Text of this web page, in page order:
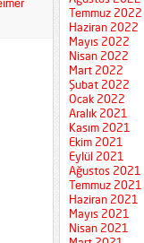
Temmuz 2022
Haziran 2022
Mayıs 2022
Nisan 2022
Mart 2022
Şubat 2022
Ocak 2022
Aralık 2021
Kasım 2021
Ekim 2021
Eylül 2021
Ağustos 2021
Temmuz 2021
Haziran 2021
Mayıs 2021
Nisan 2021